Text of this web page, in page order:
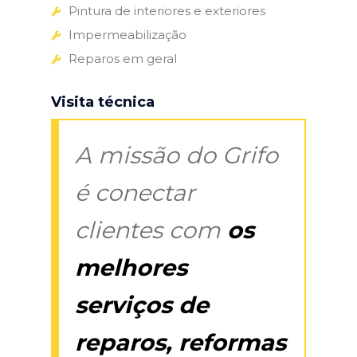
Pintura de interiores e exteriores
Impermeabilização
Reparos em geral
Visita técnica
A missão do Grifo
é conectar
clientes com os
melhores
serviços de
reparos, reformas